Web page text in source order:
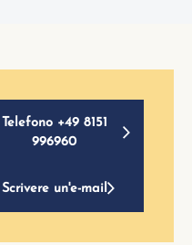
Telefono +49 8151
996960
Scrivere un'e-mail